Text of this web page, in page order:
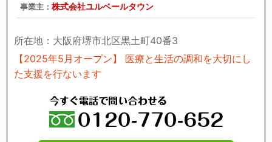
事業主： 株式会社ユルベールタウン
所在地：大阪府堺市北区黒土町40番3
【2025年5月オープン】 医療と生活の調和を大切にし
た支援を行ないます